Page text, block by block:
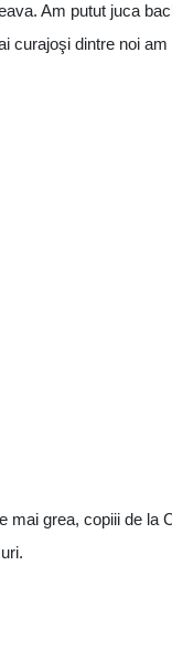
Am putut juca
curajoşi dintre noi
grea, copiii de la